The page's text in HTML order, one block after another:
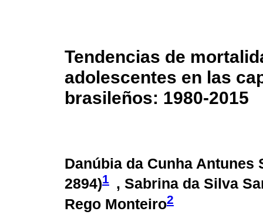
Tendencias de
adolescentes en las
brasileños: 1980-2015
Danúbia da Cunha Antunes
2894)1 , Sabrina da Silva
Rego Monteiro2